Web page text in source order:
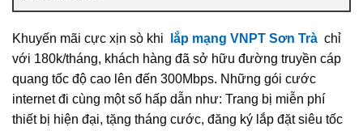
Khuyến mãi cực xịn sò khi lắp mạng VNPT Sơn Trà chỉ
với 180k/tháng, khách hàng đã sở hữu đường truyền cáp
quang tốc độ cao lên đến 300Mbps. Những gói cước
internet đi cùng một số hấp dẫn như: Trang bị miễn phí
thiết bị hiện đại, tặng tháng cước, đăng ký lắp đặt siêu tốc